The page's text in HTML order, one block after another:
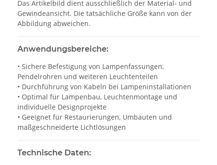
Das Artikelbild dient ausschließlich der Material- und
Gewindeansicht. Die tatsächliche Größe kann von der
Abbildung abweichen.
Anwendungsbereiche:
• Sichere Befestigung von Lampenfassungen,
Pendelrohren und weiteren Leuchtenteilen
• Durchführung von Kabeln bei Lampeninstallationen
• Optimal für Lampenbau, Leuchtenmontage und
individuelle Designprojekte
• Geeignet für Restaurierungen, Umbauten und
maßgeschneiderte Lichtlösungen
Technische Daten: